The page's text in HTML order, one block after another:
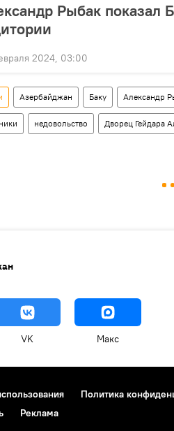
Рыбак показал
2024, 03:00
Азербайджан Баку Александр
недовольство Дворец Гейдара
VK Макс
Политика
Реклама